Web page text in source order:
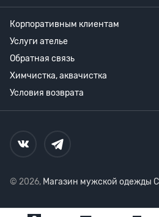
Корпоративным клиентам
Услуги ателье
Обратная связь
Химчистка, аквачистка
Условия возврата
© 2026, Магазин мужской одежды